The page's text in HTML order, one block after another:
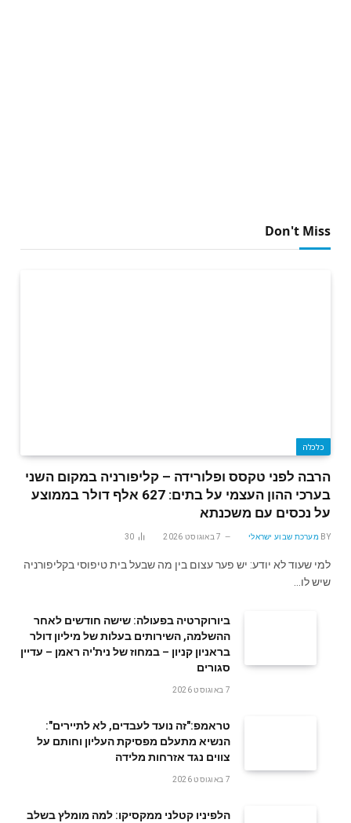
Don't Miss
כלכלה
הרבה לפני טקסס ופלורידה – קליפורניה במקום השני
בערכי ההון העצמי על בתים: 627 אלף דולר בממוצע
על נכסים עם משכנתא
BY מערכת שבוע ישראלי 7 באוגוסט 2026 30
למי שעוד לא יודע: יש פער עצום בין מה שבעל בית טיפוסי בקליפורניה
שיש לו…
ביורוקרטיה בפעולה: שישה חודשים לאחר
ההשלמה, השירותים בעלות של מיליון דולר
בראניון קניון – במחוז של נית'יה ראמן – עדיין
סגורים
7 באוגוסט 2026
טראמפ:"זה נועד לעבדים, לא לתיירים":
הנשיא מתעלם מפסיקת העליון וחותם על
צווים נגד אזרחות מלידה
7 באוגוסט 2026
הלפיניו קטלני ממקסיקו: למה מומלץ בשלב